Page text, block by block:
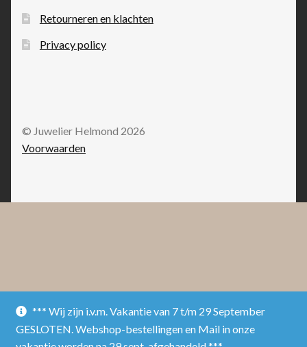
*** Wij zijn i.v.m. Vakantie van 7 t/m 29 September
GESLOTEN. Webshop-bestellingen en Mail in onze
Retourneren en klachten
Privacy policy
© Juwelier Helmond 2026
Voorwaarden